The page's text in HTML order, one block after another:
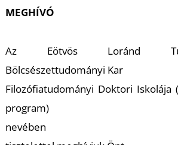
MEGHÍVÓ
Az Eötvös Loránd
Bölcsészettudományi Kar
Filozófiatudományi Doktori Iskolája
program)
nevében